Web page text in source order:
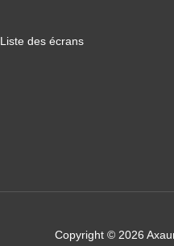
Liste des écrans
Copyright © 2026